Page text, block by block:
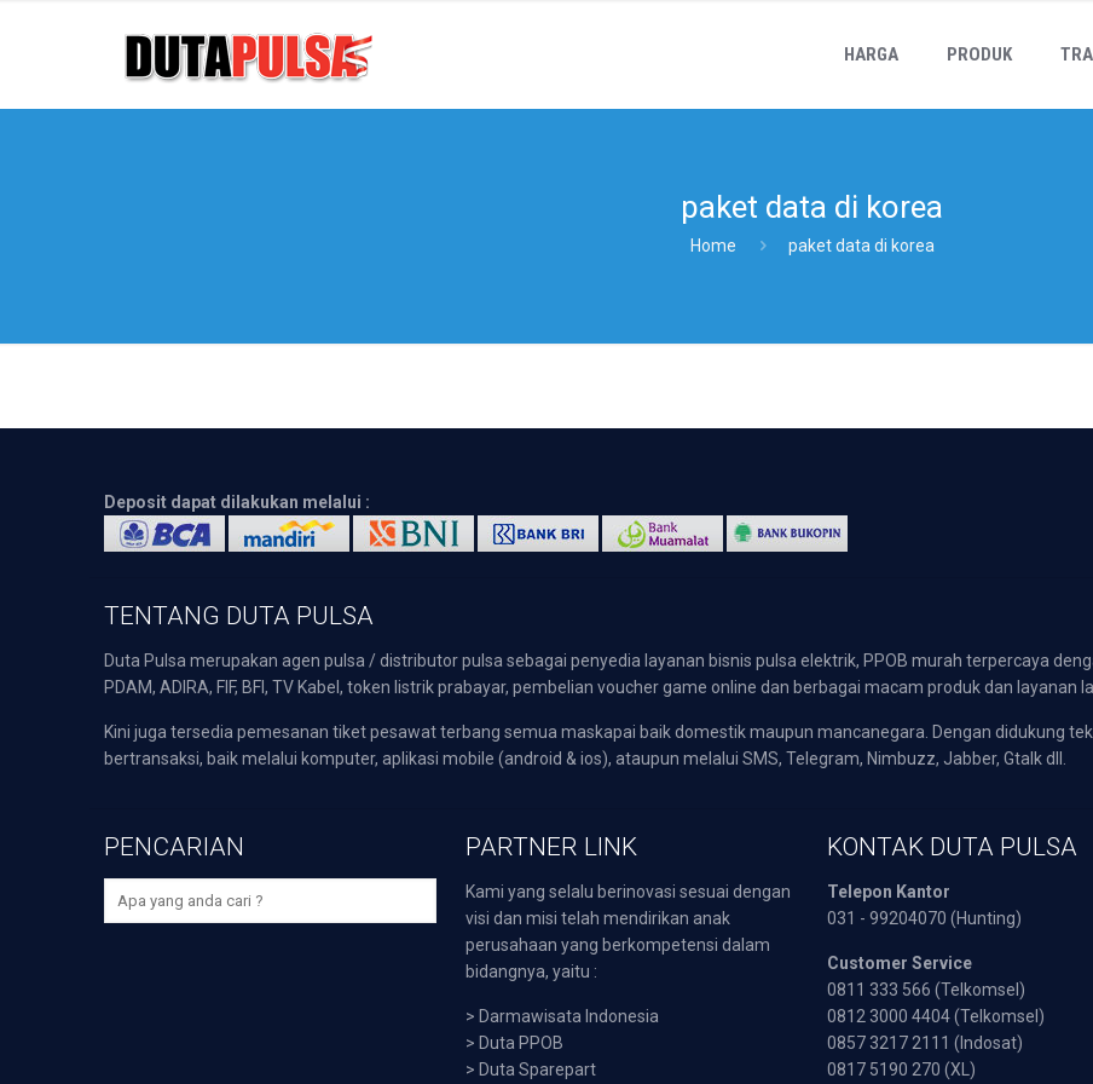
HARGA PRODUK
paket data di korea
Home paket data di korea
Deposit dapat dilakukan melalui :
TENTANG DUTA PULSA
Duta Pulsa merupakan agen pulsa / distributor pulsa sebagai penyedia layanan bisnis pulsa elektrik, PPOB murah terpercaya
PDAM, ADIRA, FIF, BFI, TV Kabel, token listrik prabayar, pembelian voucher game online dan berbagai macam produk dan layanan
Kini juga tersedia pemesanan tiket pesawat terbang semua maskapai baik domestik maupun mancanegara. Dengan didukung
bertransaksi, baik melalui komputer, aplikasi mobile (android & ios), ataupun melalui SMS, Telegram, Nimbuzz, Jabber, Gtalk dll.
PENCARIAN PARTNER LINK
Kami yang selalu berinovasi sesuai dengan
visi dan misi telah mendirikan anak
perusahaan yang berkompetensi dalam
bidangnya, yaitu :
> Darmawisata Indonesia
> Duta PPOB
> Duta Sparepart
KONTAK DUTA PULSA
Telepon Kantor
031 - 99204070 (Hunting)
Customer Service
0811 333 566 (Telkomsel)
0812 3000 4404 (Telkomsel)
0857 3217 2111 (Indosat)
0817 5190 270 (XL)